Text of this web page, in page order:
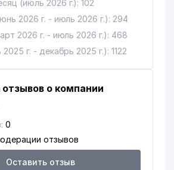
(июль 2026 г.): 102
2026 г. - июль 2026 г.): 294
2026 г. - июль 2026 г.): 468
г. - декабрь 2025 г.): 1122
о компании
0
отзывов
Оставить отзыв